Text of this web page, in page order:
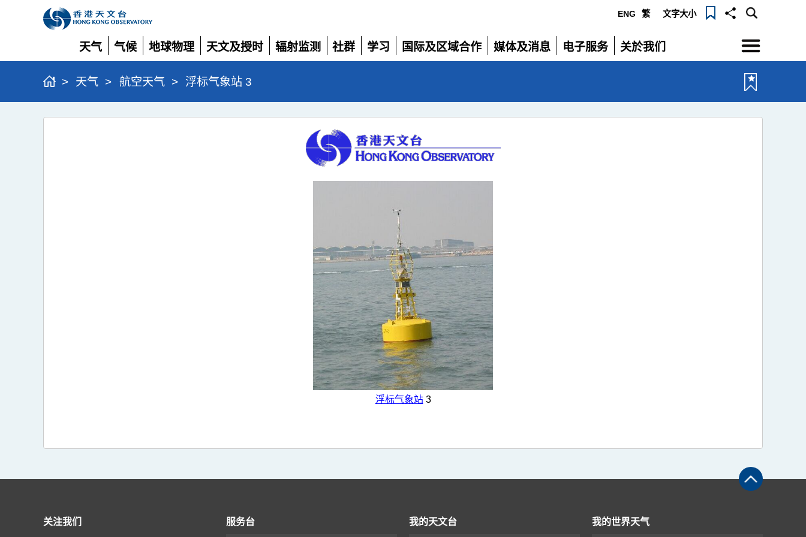
ENG 繁 文字大小
天气
展
开
气候
展
开
地球物理
展
开
天文及授时
展
开
辐射监测
展
社群
展
学习
展
国际及区域合作
展
媒体及消息
展
电子服务
展
关於我们
展
选
单
> 天气 > 航空天气 > 浮标气象站 3
浮
浮标气象站3
关注我们 服务台 我的天文台 我的世界天气